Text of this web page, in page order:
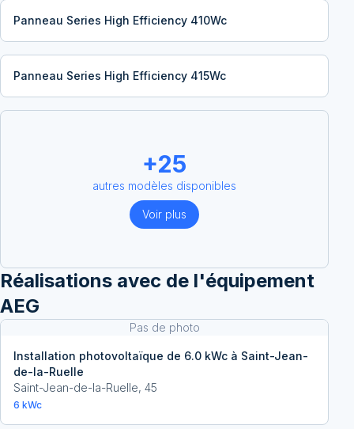
Panneau Series High Efficiency 410Wc
Panneau Series High Efficiency 415Wc
+25
autres modèles disponibles
Voir plus
Réalisations avec de l'équipement
AEG
Pas de photo
Installation photovoltaïque de 6.0 kWc à Saint-Jean-
de-la-Ruelle
Saint-Jean-de-la-Ruelle, 45
6 kWc